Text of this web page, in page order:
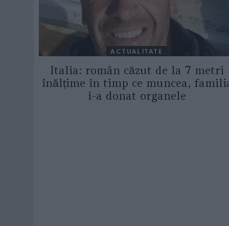
ACTUALITATE
Italia: român căzut de la 7 metri
înălțime în timp ce muncea,
i-a donat organele